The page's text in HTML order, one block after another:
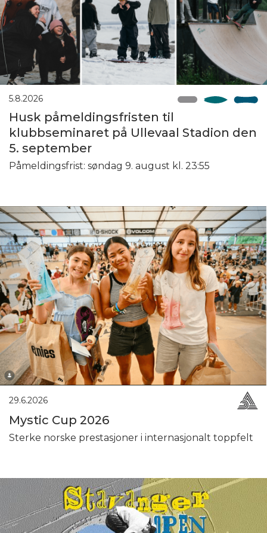
5.8.2026
Husk påmeldingsfristen til
klubbseminaret på Ullevaal Stadion den
5. september
Påmeldingsfrist: søndag 9. august kl. 23:55
29.6.2026
Mystic Cup 2026
Sterke norske prestasjoner i internasjonalt toppfelt